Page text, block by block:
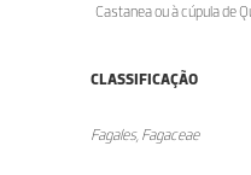
Castanea ou à cúpula de
CLASSIFICAÇÃO
Fagales, Fagaceae